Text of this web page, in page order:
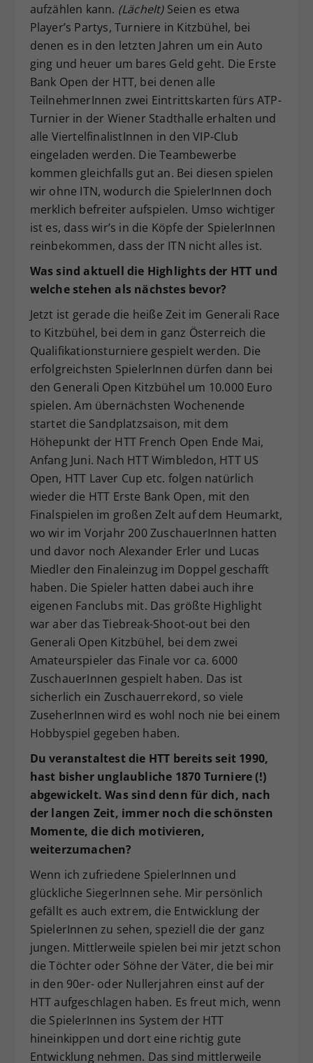
aufzählen kann. (Lächelt)Seien es etwa
Player’s Partys, Turniere in Kitzbühel, bei
denen es in den letzten Jahren um ein Auto
ging und heuer um bares Geld geht. Die Erste
Bank Open der HTT, bei denen alle
TeilnehmerInnen zwei Eintrittskarten fürs ATP-
Turnier in der Wiener Stadthalle erhalten und
alle ViertelfinalistInnen in den VIP-Club
eingeladen werden. Die Teambewerbe
kommen gleichfalls gut an. Bei diesen spielen
wir ohne ITN, wodurch die SpielerInnen doch
merklich befreiter aufspielen. Umso wichtiger
ist es, dass wir’s in die Köpfe der SpielerInnen
reinbekommen, dass der ITN nicht alles ist.
Was sind aktuell die Highlights der HTT und
welche stehen als nächstes bevor?
Jetzt ist gerade die heiße Zeit im Generali Race
to Kitzbühel, bei dem in ganz Österreich die
Qualifikationsturniere gespielt werden. Die
erfolgreichsten SpielerInnen dürfen dann bei
den Generali Open Kitzbühel um 10.000 Euro
spielen. Am übernächsten Wochenende
startet die Sandplatzsaison, mit dem
Höhepunkt der HTT French Open Ende Mai,
Anfang Juni. Nach HTT Wimbledon, HTT US
Open, HTT Laver Cup etc. folgen natürlich
wieder die HTT Erste Bank Open, mit den
Finalspielen im großen Zelt auf dem Heumarkt,
wo wir im Vorjahr 200 ZuschauerInnen hatten
und davor noch Alexander Erler und Lucas
Miedler den Finaleinzug im Doppel geschafft
haben. Die Spieler hatten dabei auch ihre
eigenen Fanclubs mit. Das größte Highlight
war aber das Tiebreak-Shoot-out bei den
Generali Open Kitzbühel, bei dem zwei
Amateurspieler das Finale vor ca. 6000
ZuschauerInnen gespielt haben. Das ist
sicherlich ein Zuschauerrekord, so viele
ZuseherInnen wird es wohl noch nie bei einem
Hobbyspiel gegeben haben.
Du veranstaltest die HTT bereits seit 1990,
hast bisher unglaubliche 1870 Turniere (!)
abgewickelt. Was sind denn für dich, nach
der langen Zeit, immer noch die schönsten
Momente, die dich motivieren,
weiterzumachen?
Wenn ich zufriedene SpielerInnen und
glückliche SiegerInnen sehe. Mir persönlich
gefällt es auch extrem, die Entwicklung der
SpielerInnen zu sehen, speziell die der ganz
jungen. Mittlerweile spielen bei mir jetzt schon
die Töchter oder Söhne der Väter, die bei mir
in den 90er- oder Nullerjahren einst auf der
HTT aufgeschlagen haben. Es freut mich, wenn
die SpielerInnen ins System der HTT
hineinkippen und dort eine richtig gute
Entwicklung nehmen. Das sind mittlerweile